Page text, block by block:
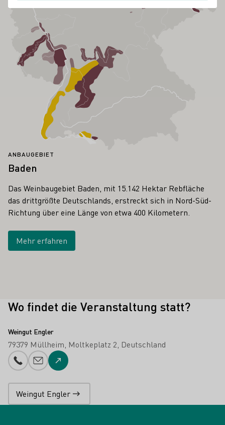
ANBAUGEBIET
Baden
Das Weinbaugebiet Baden, mit 15.142 Hektar Rebfläche
das drittgrößte Deutschlands, erstreckt sich in Nord-Süd-
Richtung über eine Länge von etwa 400 Kilometern.
Mehr erfahren
Wo findet die Veranstaltung statt?
Weingut Engler
79379 Müllheim Moltkeplatz 2 Deutschland
Telefonnummer
E-Mail-Adresse
Zur Website
Weingut Engler